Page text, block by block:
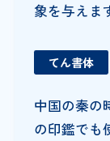
象を与えま
てん書体
中国の秦の
の印鑑でも